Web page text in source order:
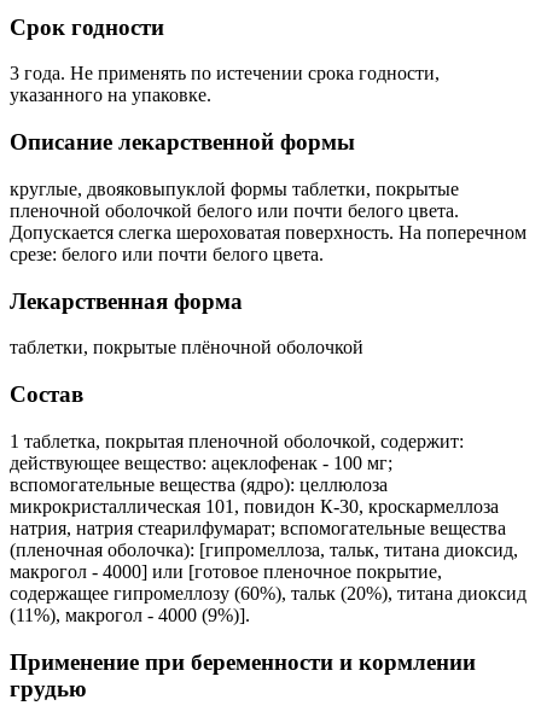
Срок годности
3 года. Не применять по истечении срока годности,
указанного на упаковке.
Описание лекарственной формы
круглые, двояковыпуклой формы таблетки, покрытые
пленочной оболочкой белого или почти белого цвета.
Допускается слегка шероховатая поверхность. На поперечном
срезе: белого или почти белого цвета.
Лекарственная форма
таблетки, покрытые плёночной оболочкой
Состав
1 таблетка, покрытая пленочной оболочкой, содержит:
действующее вещество: ацеклофенак - 100 мг;
вспомогательные вещества (ядро): целлюлоза
микрокристаллическая 101, повидон К-30, кроскармеллоза
натрия, натрия стеарилфумарат; вспомогательные вещества
(пленочная оболочка): [гипромеллоза, тальк, титана диоксид,
макрогол - 4000] или [готовое пленочное покрытие,
содержащее гипромеллозу (60%), тальк (20%), титана диоксид
(11%), макрогол - 4000 (9%)].
Применение при беременности и кормлении
грудью